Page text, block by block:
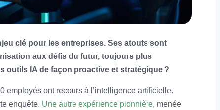
clé pour les entreprises. Ses atouts sont
aux défis du futur, toujours plus
outils IA de façon proactive et stratégique ?
employés ont recours à l’intelligence artificielle.
enquête. Une autre expérience pionnière, menée